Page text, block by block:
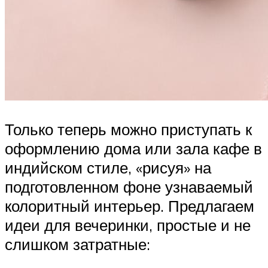
Только теперь можно приступать к
оформлению дома или зала кафе в
индийском стиле, «рисуя» на
подготовленном фоне узнаваемый
колоритный интерьер. Предлагаем
идеи для вечеринки, простые и не
слишком затратные: